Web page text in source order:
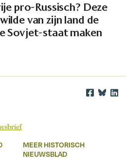
pro-Russisch? Deze
van zijn land de
Sovjet-staat maken
MEER HISTORISCH
NIEUWSBLAD